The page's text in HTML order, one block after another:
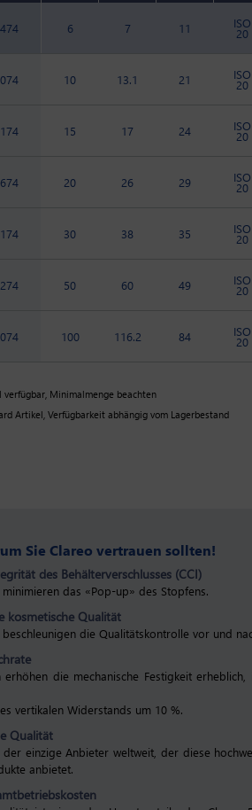
6 7 11 ISO
20
10 13.1 21 ISO
20
15 17 24 ISO
20
20 26 29 ISO
20
30 38 35 ISO
20
50 60 49 ISO
20
100 116.2 84 ISO
20
verfügbar, Minimalmenge beachten
Artikel, Verfügbarkeit abhängig vom Lagerbestand
Sie Clareo vertrauen sollten!
des Behälterverschlusses (CCI)
minimieren das «Pop-up» des Stopfens.
kosmetische Qualität
beschleunigen die Qualitätskontrolle vor und
erhöhen die mechanische Festigkeit
vertikalen Widerstands um 10 %.
Qualität
der einzige Anbieter weltweit, der diese
anbietet.